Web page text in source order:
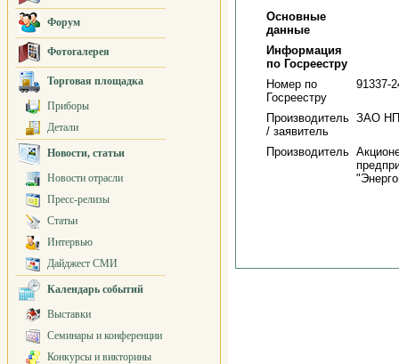
Форум
Фотогалерея
Торговая площадка
Приборы
Детали
Новости, статьи
Новости отрасли
Пресс-релизы
Статьи
Интервью
Дайджест СМИ
Календарь событий
Выставки
Семинары и конференции
Конкурсы и викторины
Основные
данные
Информация
по Госреестру
Номер по
Госреестру
91337-
Производитель
/ заявитель
ЗАО
Производитель